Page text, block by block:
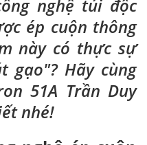
nghệ túi độc
ép cuộn thông
này có thực sự
gạo"? Hãy cùng
51A Trần Duy
nhé!